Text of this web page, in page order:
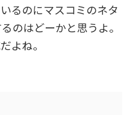
るのにマスコミのネタ
のはどーかと思うよ。
よね。